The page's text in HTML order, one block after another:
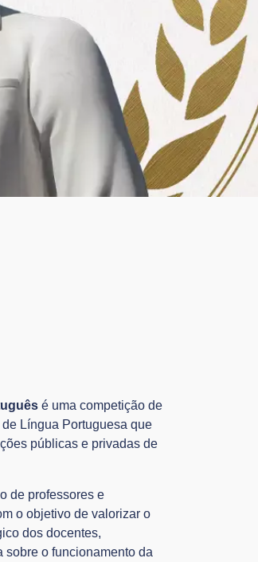
é uma competição de
Língua Portuguesa que
públicas e privadas de
de professores e
o objetivo de valorizar o
dos docentes,
sobre o funcionamento da